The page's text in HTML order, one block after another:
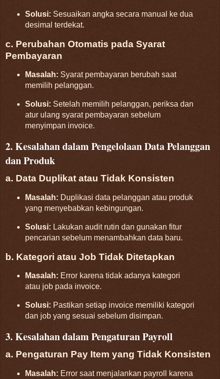
Solusi: Sesuaikan angka secara manual ke dua
desimal terdekat.
c. Perubahan Otomatis pada Syarat
Pembayaran
Masalah: Syarat pembayaran berubah saat
memilih pelanggan.
Solusi: Setelah memilih pelanggan, periksa dan
atur ulang syarat pembayaran sebelum
menyimpan invoice.
2. Kesalahan dalam Pengelolaan Data Pelanggan
dan Produk
a. Data Duplikat atau Tidak Konsisten
Masalah: Duplikasi data pelanggan atau produk
yang menyebabkan kebingungan.
Solusi: Lakukan audit rutin dan gunakan fitur
pencarian sebelum menambahkan data baru.
b. Kategori atau Job Tidak Ditetapkan
Masalah: Error karena tidak adanya kategori
atau job pada invoice.
Solusi: Pastikan setiap invoice memiliki kategori
dan job yang sesuai sebelum disimpan.
3. Kesalahan dalam Pengaturan Payroll
a. Pengaturan Pay Item yang Tidak Konsisten
Masalah: Error saat menjalankan payroll karena